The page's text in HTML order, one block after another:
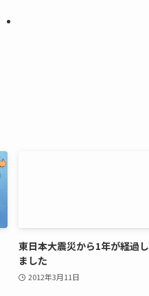
東日本大震災から1年が経過し
ました
2012年3月11日